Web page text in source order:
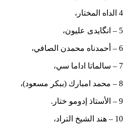
4 الداه المختار،
5 – انگایدی علیون،
6 – أحمدناه محمدن الصافي،
7 – سالماتا اداما سي،
8 – محمد امبارك (ببكر مسعود)،
9 – الأستاذ إدومو ختار.
10 – هند الشيخ التراد،